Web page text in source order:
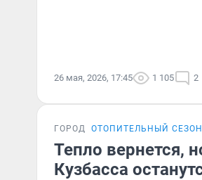
26 мая, 2026, 17:45 1 105 2
ГОРОД ОТОПИТЕЛЬНЫЙ СЕЗОН
Тепло вернется,
Кузбасса